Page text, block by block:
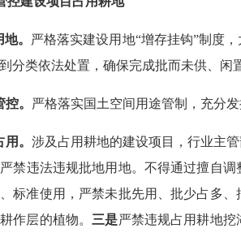
。 严格落实建设用地“增存挂钩”制度
分类依法处置，确保完成批而未供、闲
。 严格落实国土空间用途管制，充分
。 涉及占用耕地的建设项目，行业主
严禁违法违规批地用地。不得通过擅自
标准使用，严禁未批先用、批少占多、
作层的植物。 三是严禁违规占用耕地